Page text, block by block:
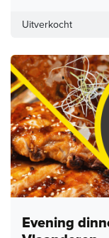
Uitverkocht
Evening